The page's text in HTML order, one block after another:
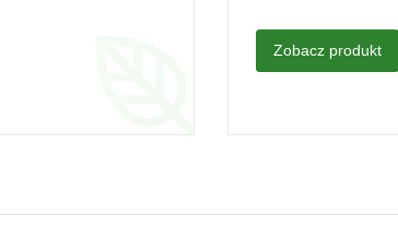
Zobacz produkt